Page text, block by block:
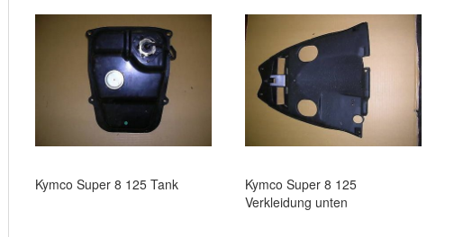
Kymco Super 8 125 Tank
Kymco Super 8 125
Verkleidung unten